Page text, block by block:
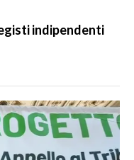
indipendenti